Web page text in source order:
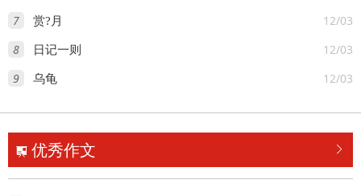
7 12/03
赏?月
8 12/03
日记一则
9 12/03
乌龟

 优秀作文